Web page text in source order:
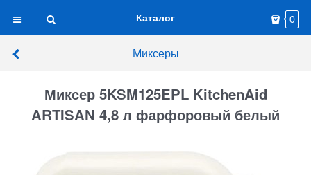
Каталог 0
Миксеры
Миксер 5KSM125EPL KitchenAid
ARTISAN 4,8 л фарфоровый белый